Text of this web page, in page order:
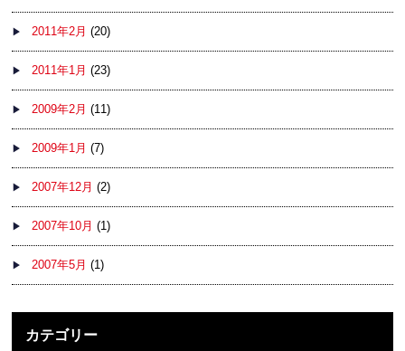
2011年2月 (20)
2011年1月 (23)
2009年2月 (11)
2009年1月 (7)
2007年12月 (2)
2007年10月 (1)
2007年5月 (1)
カテゴリー